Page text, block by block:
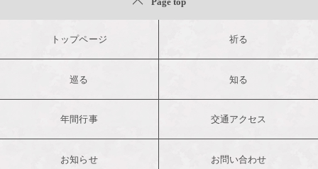
トップページ 祈る
巡る 知る
年間行事 交通アクセス
お知らせ お問い合わせ